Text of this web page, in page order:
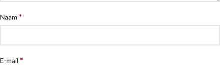
Naam *
E-mail *